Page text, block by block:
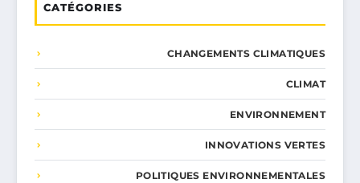
CATÉGORIES
CHANGEMENTS CLIMATIQUES
CLIMAT
ENVIRONNEMENT
INNOVATIONS VERTES
POLITIQUES ENVIRONNEMENTALES